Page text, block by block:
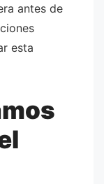
antes de
esta